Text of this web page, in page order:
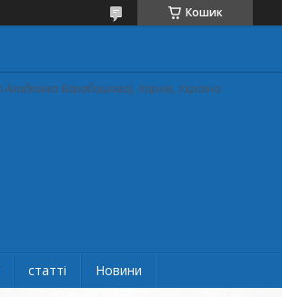
Кошик
Барабашова), Харків, Україна
статті Новини